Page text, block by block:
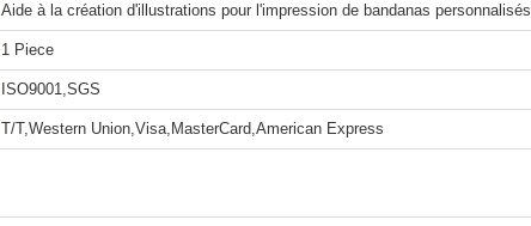
Aide à la création d'illustrations pour l'impression de bandanas personnalisés
1 Piece
ISO9001,SGS
T/T,Western Union,Visa,MasterCard,American Express